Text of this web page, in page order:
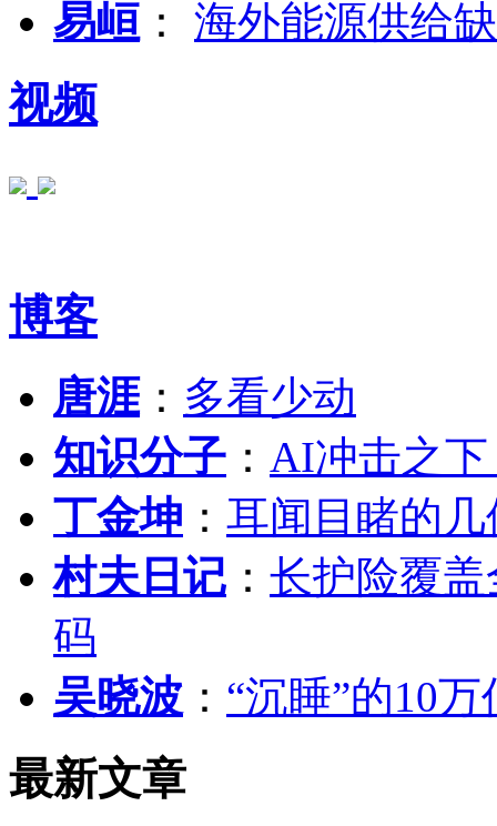
易峘 ： 海外能源供给
视频
博客
唐涯： 多看少动
知识分子 ： AI冲击之
丁金坤 ： 耳闻目睹的
村夫日记 ： 长护险覆
码
吴晓波 ： “沉睡”的10
最新文章